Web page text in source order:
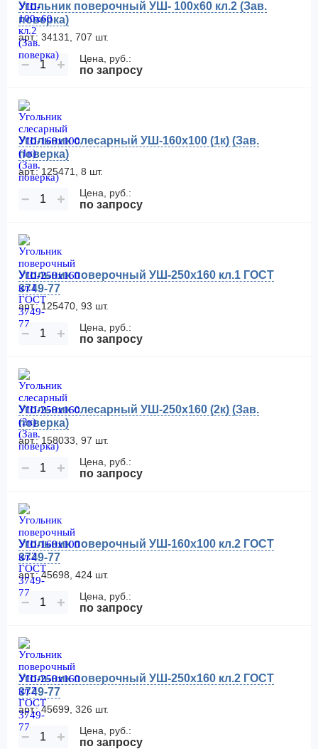
Угольник поверочный УШ- 100х60 кл.2 (Зав.
поверка)
арт.: 34131, 707 шт.
− + Цена, руб.:
по запросу
Угольник слесарный УШ-160х100 (1к) (Зав.
поверка)
арт.: 125471, 8 шт.
− + Цена, руб.:
по запросу
Угольник поверочный УШ-250х160 кл.1 ГОСТ
3749-77
арт.: 125470, 93 шт.
− + Цена, руб.:
по запросу
Угольник слесарный УШ-250х160 (2к) (Зав.
поверка)
арт.: 158033, 97 шт.
− + Цена, руб.:
по запросу
Угольник поверочный УШ-160х100 кл.2 ГОСТ
3749-77
арт.: 45698, 424 шт.
− + Цена, руб.:
по запросу
Угольник поверочный УШ-250х160 кл.2 ГОСТ
3749-77
арт.: 45699, 326 шт.
− + Цена, руб.:
по запросу